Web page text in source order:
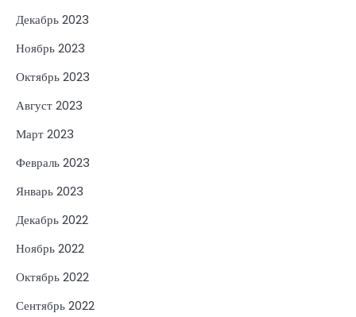
Декабрь 2023
Ноябрь 2023
Октябрь 2023
Август 2023
Март 2023
Февраль 2023
Январь 2023
Декабрь 2022
Ноябрь 2022
Октябрь 2022
Сентябрь 2022